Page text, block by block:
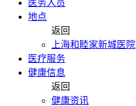
医务人员
地点
返回
上海和睦家新城医院
医疗服务
健康信息
返回
健康资讯